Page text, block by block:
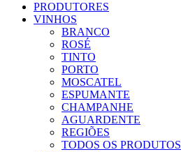
PRODUTORES
VINHOS
BRANCO
ROSÉ
TINTO
PORTO
MOSCATEL
ESPUMANTE
CHAMPANHE
AGUARDENTE
REGIÕES
TODOS OS PRODUTOS